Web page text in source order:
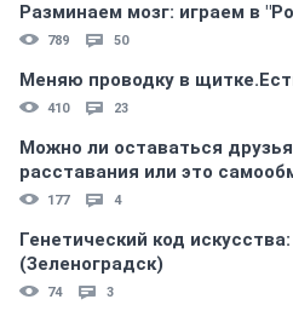
Разминаем мозг: играем в
789 50
Меняю проводку в
410 23
Можно ли оставаться
расставания или это
177 4
Генетический код
(Зеленоградск)
74 3